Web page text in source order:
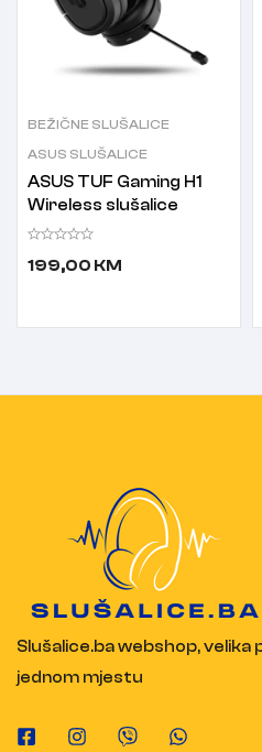
BEŽIČNE SLUŠALICE
ASUS SLUŠALICE
ASUS TUF Gaming H1
Wireless slušalice
199,00 KM
Slušalice.ba webshop, velika
jednom mjestu